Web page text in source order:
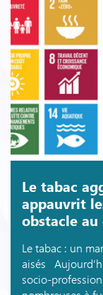
Le tabac
appauvrit
obstacle
Le tabac : un
aisés
socio-